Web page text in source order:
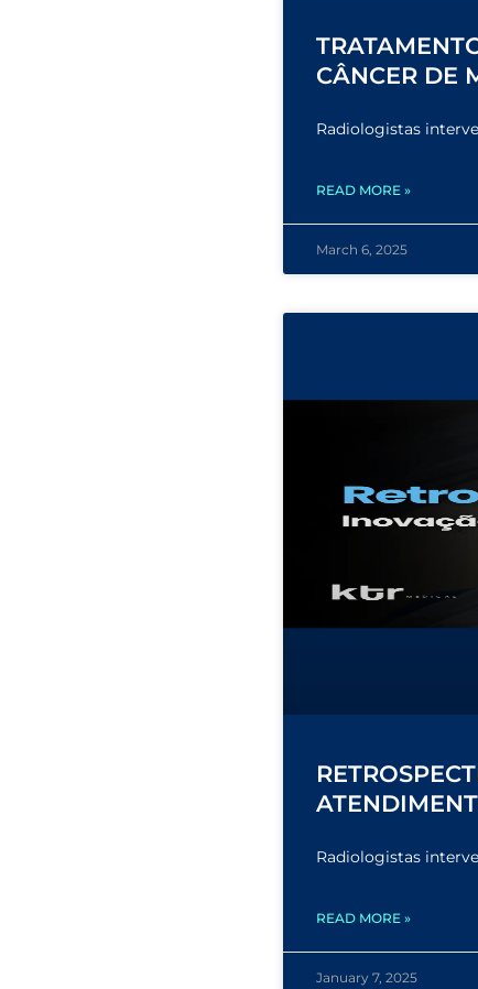
CÂNCER DE
Radiologistas
READ MORE »
March 6, 2025
Radiologistas
READ MORE »
January 7, 2025